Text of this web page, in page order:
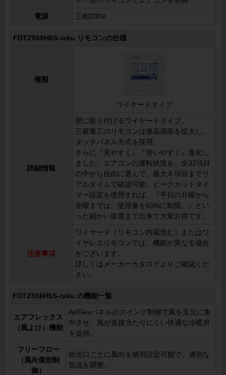
電源 三相200V
FDTZ566H6S-raku リモコンの仕様
種類
ワイヤードタイプ
詳細情報
壁に取り付けるワイヤードタイプ。
三菱重工のリモコンは液晶画面を拡大し、
タッチパネル方式を採用。
さらに『見やすく』『使いやすく』進化し
ました。エアコンの運転状況を、全32項目
の中から自由に選んで、最大６項目までリ
アルタイムで確認可能。ピークカットタイ
マー設定を使用すれば、『平日の月曜から
金曜までは、使用量を60%に制限。』とい
った細かい節電まで出来て大変お得です。
注意事項
ワイヤード（リモコン内蔵含む）またはワ
イヤレスリモコンでは、機能が異なる場合
がございます。
詳しくはメーカーカタログよりご確認くだ
さい。
FDTZ566H6S-raku の機能一覧
エアフレックス
（風よけ）機能
AirFlexパネルのスイング制御で風を足元に集
中させ、風が直接当たりにくい快適な冷暖房
を提供。
フリーフロー
（風向個別制
御）
吹出口ごとに風向を個別設定可能で、適切な
気流を調整。